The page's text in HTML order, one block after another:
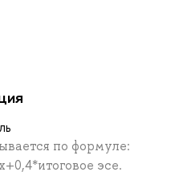
по формуле:
эсе.